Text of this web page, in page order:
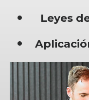
Leyes